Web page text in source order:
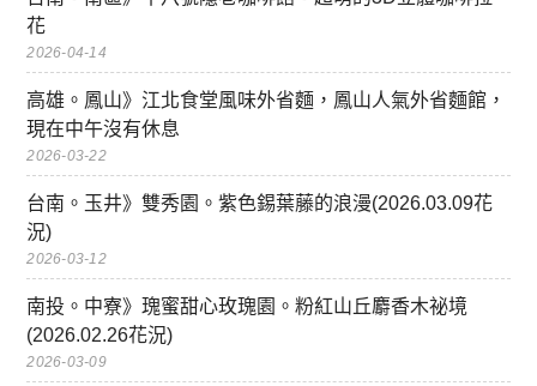
花
2026-04-14
高雄。鳳山》江北食堂風味外省麵，鳳山人氣外省麵館，
現在中午沒有休息
2026-03-22
台南。玉井》雙秀園。紫色錫葉藤的浪漫(2026.03.09花
況)
2026-03-12
南投。中寮》瑰蜜甜心玫瑰園。粉紅山丘麝香木祕境
(2026.02.26花況)
2026-03-09